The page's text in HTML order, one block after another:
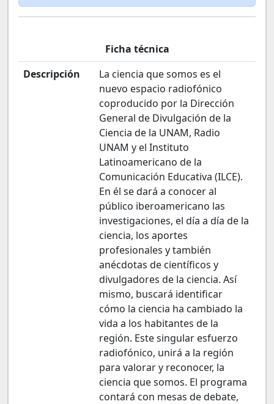
Ficha técnica
Descripción
La ciencia que somos es el
nuevo espacio radiofónico
coproducido por la Dirección
General de Divulgación de la
Ciencia de la UNAM, Radio
UNAM y el Instituto
Latinoamericano de la
Comunicación Educativa (ILCE).
En él se dará a conocer al
público iberoamericano las
investigaciones, el día a día de la
ciencia, los aportes
profesionales y también
anécdotas de científicos y
divulgadores de la ciencia. Así
mismo, buscará identificar
cómo la ciencia ha cambiado la
vida a los habitantes de la
región. Este singular esfuerzo
radiofónico, unirá a la región
para valorar y reconocer, la
ciencia que somos. El programa
contará con mesas de debate,